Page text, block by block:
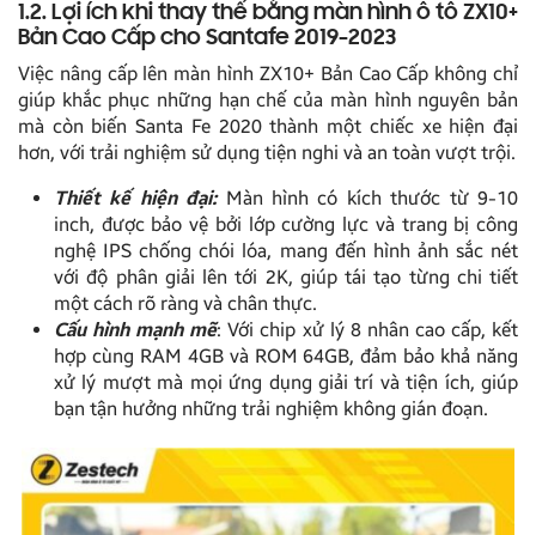
1.2. Lợi ích khi thay thế bằng màn hình ô tô ZX10+
Bản Cao Cấp cho Santafe 2019-2023
Việc nâng cấp lên màn hình ZX10+ Bản Cao Cấp không chỉ
giúp khắc phục những hạn chế của màn hình nguyên bản
mà còn biến Santa Fe 2020 thành một chiếc xe hiện đại
hơn, với trải nghiệm sử dụng tiện nghi và an toàn vượt trội.
Thiết kế hiện đại:Màn hình có kích thước từ 9-10
inch, được bảo vệ bởi lớp cường lực và trang bị công
nghệ IPS chống chói lóa, mang đến hình ảnh sắc nét
với độ phân giải lên tới 2K, giúp tái tạo từng chi tiết
một cách rõ ràng và chân thực.
Cấu hình mạnh mẽ: Với chip xử lý 8 nhân cao cấp, kết
hợp cùng RAM 4GB và ROM 64GB, đảm bảo khả năng
xử lý mượt mà mọi ứng dụng giải trí và tiện ích, giúp
bạn tận hưởng những trải nghiệm không gián đoạn.